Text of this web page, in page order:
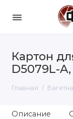
Картон
D5079L-
Главная
Описание